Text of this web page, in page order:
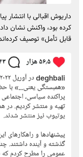
داریوش اقبالی با انتشار
کرده بود، واکنش نشان
قابل تأمل» توصیف